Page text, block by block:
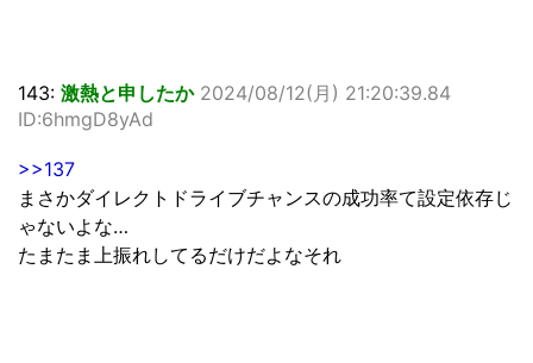
143: 激熱と申したか 2024/08/12(月) 21:20:39.84
ID:6hmgD8yAd
>>137
まさかダイレクトドライブチャンスの成功率て設定依存じ
ゃないよな…
たまたま上振れしてるだけだよなそれ